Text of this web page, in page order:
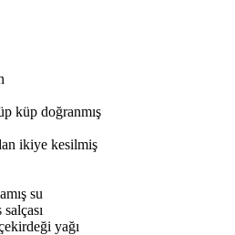
küp doğranmış
ikiye kesilmiş
su
yağı